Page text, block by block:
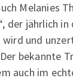
Melanies
der jährlich
und
bekannte
auch im